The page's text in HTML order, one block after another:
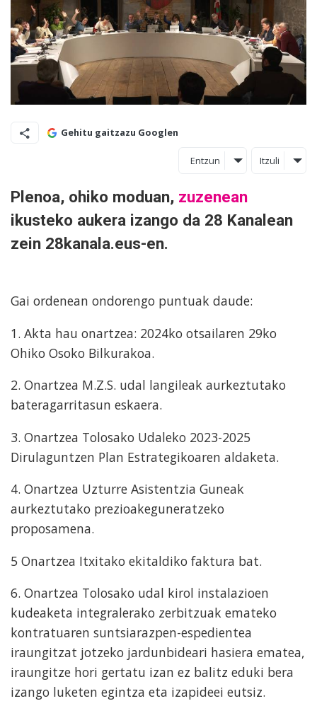
Gehitu gaitzazu Googlen
Entzun Itzuli
Plenoa, ohiko moduan, zuzenean
ikusteko aukera izango da 28 Kanalean
zein 28kanala.eus-en.
Gai ordenean ondorengo puntuak daude:
1. Akta hau onartzea: 2024ko otsailaren 29ko
Ohiko Osoko Bilkurakoa.
2. Onartzea M.Z.S. udal langileak aurkeztutako
bateragarritasun eskaera.
3. Onartzea Tolosako Udaleko 2023-2025
Dirulaguntzen Plan Estrategikoaren aldaketa.
4. Onartzea Uzturre Asistentzia Guneak
aurkeztutako prezioakeguneratzeko
proposamena.
5 Onartzea Itxitako ekitaldiko faktura bat.
6. Onartzea Tolosako udal kirol instalazioen
kudeaketa integralerako zerbitzuak emateko
kontratuaren suntsiarazpen-espedientea
iraungitzat jotzeko jardunbideari hasiera ematea,
iraungitze hori gertatu izan ez balitz eduki bera
izango luketen egintza eta izapideei eutsiz.